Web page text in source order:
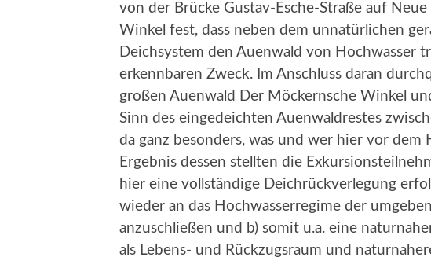
von der Brücke Gustav-Esche-Straße auf
Winkel fest, dass neben dem unnatürlichen
Deichsystem den Auenwald von Hochwasser
erkennbaren Zweck. Im Anschluss daran
großen Auenwald Der Möckernsche Winkel
Sinn des eingedeichten Auenwaldrestes
da ganz besonders, was und wer hier vor dem
Ergebnis dessen stellten die
hier eine vollständige Deichrückverlegung
wieder an das Hochwasserregime der
anzuschließen und b) somit u.a. eine
als Lebens- und Rückzugsraum und